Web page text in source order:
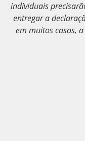
individuais
entregar a
em muitos casos,